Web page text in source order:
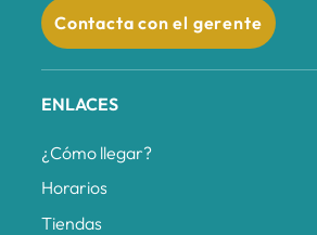
Contacta con el gerente
ENLACES
¿Cómo llegar?
Horarios
Tiendas